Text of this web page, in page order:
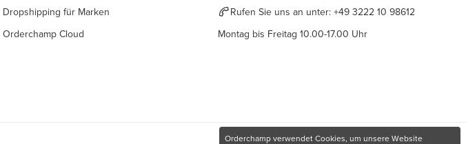
Dropshipping für Marken
Orderchamp Cloud
Rufen Sie uns an unter: +49 3222 10 98612
Montag bis Freitag 10.00-17.00 Uhr
Orderchamp verwendet Cookies, um unsere Website